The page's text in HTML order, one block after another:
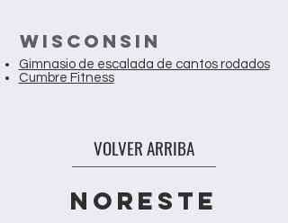
WISCONSIN
Gimnasio de escalada de cantos rodados
Cumbre Fitness
VOLVER ARRIBA
NORESTE